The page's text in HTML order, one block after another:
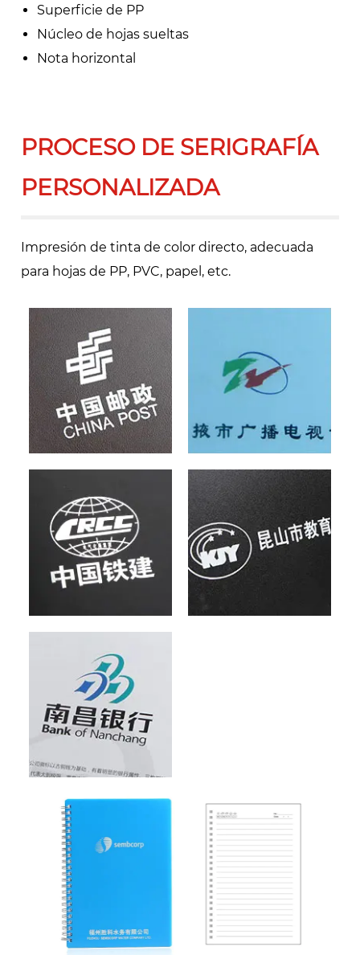
Superficie de PP
Núcleo de hojas sueltas
Nota horizontal
PROCESO DE SERIGRAFÍA
PERSONALIZADA
Impresión de tinta de color directo, adecuada
para hojas de PP, PVC, papel, etc.